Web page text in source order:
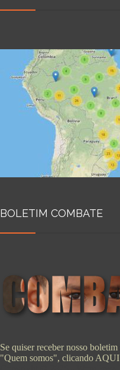
BOLETIM COMBATE
Se quiser receber nosso
"Quem somos", clicando AQUI